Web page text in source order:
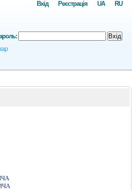
RU
UA
Реєстрація
Вхід
Вхід